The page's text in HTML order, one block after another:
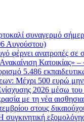
συναγερμό
Αυγούστου)
ανατροπές σε
Κατοικίας» –
5.486
Μέχρι 500 ευρώ
Ενίσχυσης 2026 μέσω
με τη νέα
στους
συγκινητική